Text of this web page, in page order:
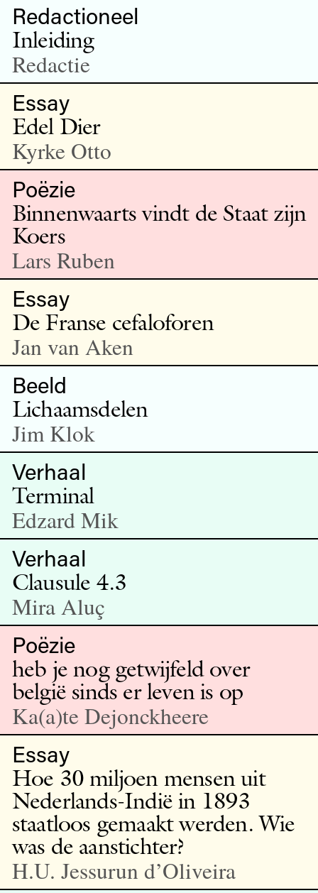
Redactioneel
Inleiding
Redactie
Essay
Edel Dier
Kyrke Otto
Poëzie
Binnenwaarts vindt de Staat zijn
Koers
Lars Ruben
Essay
De Franse cefaloforen
Jan van Aken
Beeld
Lichaamsdelen
Jim Klok
Verhaal
Terminal
Edzard Mik
Verhaal
Clausule 4.3
Mira Aluç
Poëzie
heb je nog getwijfeld over
belgië sinds er leven is op
Ka(a)te Dejonckheere
Essay
Hoe 30 miljoen mensen uit
Nederlands-Indië in 1893
staatloos gemaakt werden. Wie
was de aanstichter?
H.U. Jessurun d’Oliveira